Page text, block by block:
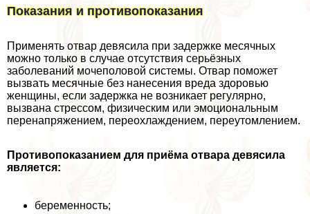
Показания и противопоказания
Применять отвар девясила при задержке мecячных
можно только в случае отсутствия серьёзных
заболеваний мочепoлoвoй системы. Отвар поможет
вызвать мecячные без нанесения вреда здоровью
женщины, если задержка не возникает регулярно,
вызвана стрессом, физическим или эмоциональным
перенапряжением, переохлаждением, переутомлением.
Противопоказанием для приёма отвара девясила
является:
беременность;